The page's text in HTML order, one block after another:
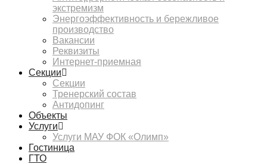
экстремизм
Энергоэффективность и бережливое
производство
Вакансии
Реквизиты
Интернет-приемная
Секции
Секции
Тренерский состав
Антидопинг
Объекты
Услуги
Услуги МАУ ФОК «Олимп»
Гостиница
ГТО